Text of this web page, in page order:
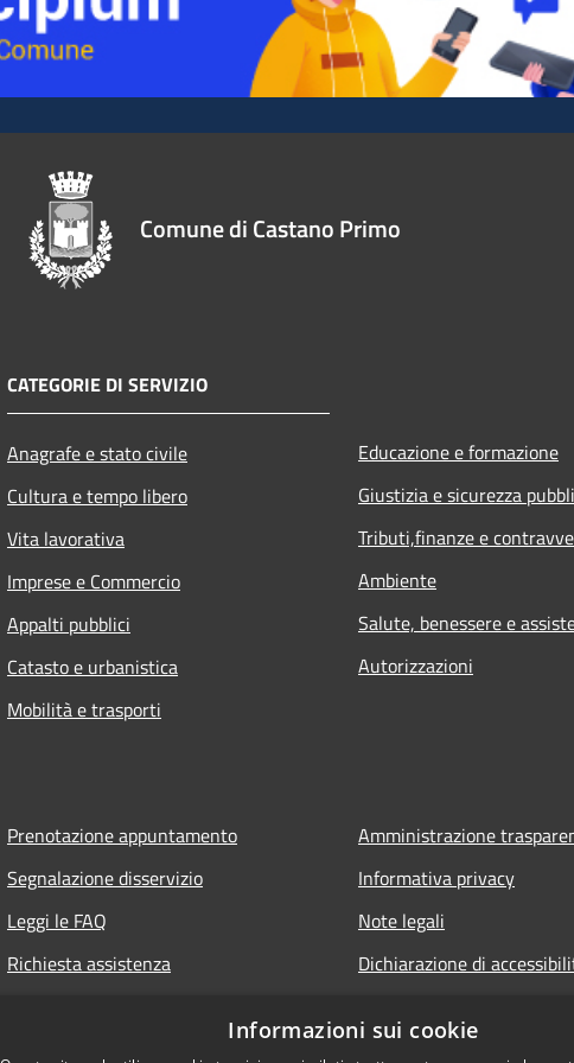
Comune di Castano Primo
CATEGORIE DI SERVIZIO
Anagrafe e stato civile
Cultura e tempo libero
Vita lavorativa
Imprese e Commercio
Appalti pubblici
Catasto e urbanistica
Mobilità e trasporti
Educazione e formazione
Giustizia e sicurezza
Tributi,finanze e
Ambiente
Salute, benessere e
Autorizzazioni
Prenotazione appuntamento
Segnalazione disservizio
Leggi le FAQ
Richiesta assistenza
Amministrazione
Informativa privacy
Note legali
Dichiarazione di
Informazioni sui cookie